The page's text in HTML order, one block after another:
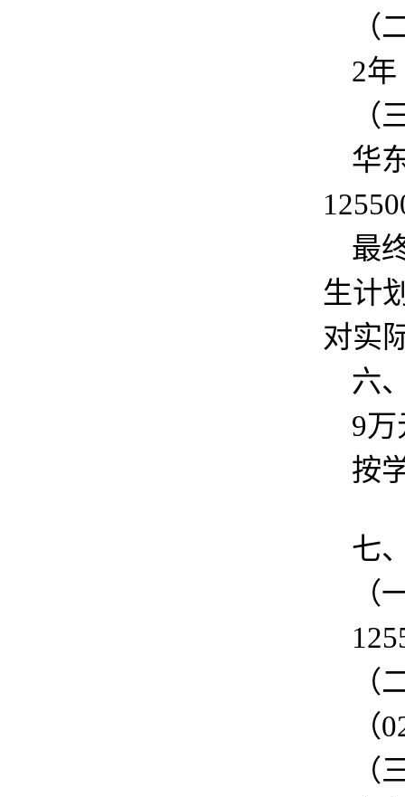
（
2年
（
华
最
生计
对实
六
9
按
七
（
（
（
（